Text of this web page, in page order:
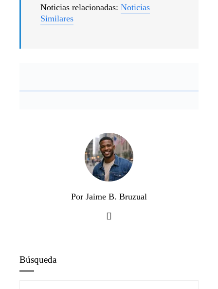
Noticias relacionadas: Noticias
Similares
Por Jaime B. Bruzual
Búsqueda